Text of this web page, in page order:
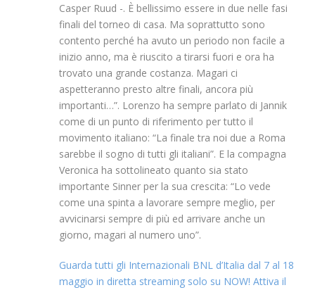
Casper Ruud -. È bellissimo essere in due nelle fasi
finali del torneo di casa. Ma soprattutto sono
contento perché ha avuto un periodo non facile a
inizio anno, ma è riuscito a tirarsi fuori e ora ha
trovato una grande costanza. Magari ci
aspetteranno presto altre finali, ancora più
importanti…”. Lorenzo ha sempre parlato di Jannik
come di un punto di riferimento per tutto il
movimento italiano: “La finale tra noi due a Roma
sarebbe il sogno di tutti gli italiani”. E la compagna
Veronica ha sottolineato quanto sia stato
importante Sinner per la sua crescita: “Lo vede
come una spinta a lavorare sempre meglio, per
avvicinarsi sempre di più ed arrivare anche un
giorno, magari al numero uno”.
Guarda tutti gli Internazionali BNL d’Italia dal 7 al 18
maggio in diretta streaming solo su NOW! Attiva il